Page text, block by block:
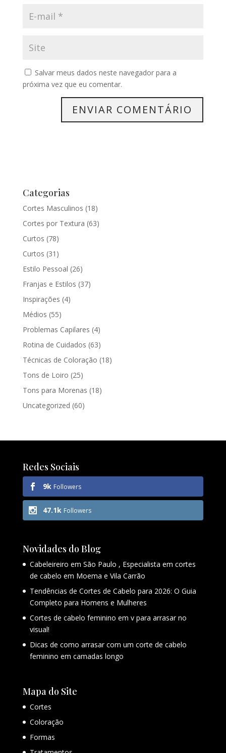
Salvar meus dados neste navegador para a
próxima vez que eu comentar.
Categorias
Cortes Masculinos (18)
Cortes por Textura (63)
Curtos (78)
Curtos (31)
Estilo Pessoal (26)
Franjas e Estilos (37)
Inspirações (4)
Médios (55)
Problemas Capilares (4)
Rotina de Cuidados (63)
Técnicas de Coloração (18)
Tons de Loiro (25)
Tons para Morenas (18)
Uncategorized (60)
Redes Sociais
9k Followers
47.1k Followers
Novidades do Blog
Cabeleireiro em São Paulo , Especialista em cortes
de cabelo em Moema e Vila Carrão
Tendências de Cortes de Cabelo para 2026: O Guia
Completo para Homens e Mulheres
Cortes de cabelo feminino em v para arrasar no
visual!
Dicas de como arrasar com um corte de cabelo
feminino em camadas longo
Mapa do Site
Cortes
Coloração
Formas